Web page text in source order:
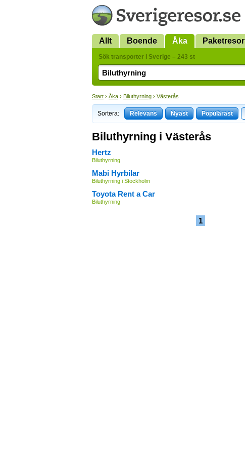
Allt Boende Åka Paketresor
Sök transporter i Sverige – 243 st
Start › Åka › Biluthyrning › Västerås
Sortera: Relevans Nyast Populärast
Biluthyrning i Västerås
Hertz
Biluthyrning
Mabi Hyrbilar
Biluthyrning i Stockholm
Toyota Rent a Car
Biluthyrning
1